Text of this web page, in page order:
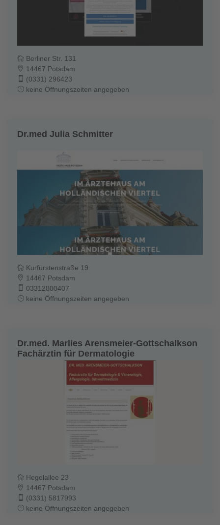
Berliner Str. 131
14467 Potsdam
(0331) 296423
keine Öffnungszeiten angegeben
Dr.med Julia Schmitter
Kurfürstenstraße 19
14467 Potsdam
03312800407
keine Öffnungszeiten angegeben
Dr.med. Marlies Arensmeier-Gottschalkson
Fachärztin für Dermatologie
Hegelallee 23
14467 Potsdam
(0331) 5817993
keine Öffnungszeiten angegeben